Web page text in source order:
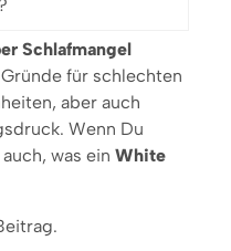
Schlafmangel
für schlechten
aber auch
Wenn Du
was ein White